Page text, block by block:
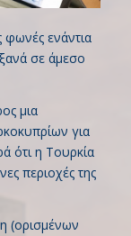
φωνές ενάντια
σε άμεσο
μια
για
ότι η Τουρκία
περιοχές της
(ορισμένων